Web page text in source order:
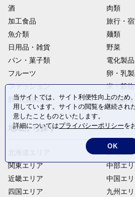
酒
肉類
加工食品
旅行・
魚介類
麺類
日用品・雑貨
野菜
パン・菓子類
電化製品
フルーツ
卵・乳
ファッション
米・穀物
飲料(酒以外)
返礼品
地域から探す
関東エリア
近畿エリア
四国エリア
東北エリ
中部エ
中国エ
九州エ
当サイトでは、サイト利便性向上のため
用しています。サイトの閲覧を継続され
意したことものといたします。
詳細についてはプライバシーポリシーを
OK